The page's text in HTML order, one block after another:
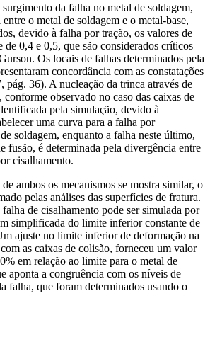
da falha no metal de soldagem,
o metal de soldagem e o metal-base,
devido à falha por tração, os valores de
de 0,4 e 0,5, que são considerados críticos
Os locais de falhas determinados pela
concordância com as constatações
pág. 36). A nucleação da trinca através de
observado no caso das caixas de
pela simulação, devido à
uma curva para a falha por
soldagem, enquanto a falha neste último,
fusão, é determinada pela divergência entre
cisalhamento.
ambos os mecanismos se mostra similar, o
pelas análises das superfícies de fratura.
de cisalhamento pode ser simulada por
simplificada do limite inferior constante de
ajuste no limite inferior de deformação na
as caixas de colisão, forneceu um valor
em relação ao limite para o metal de
aponta a congruência com os níveis de
falha, que foram determinados usando o